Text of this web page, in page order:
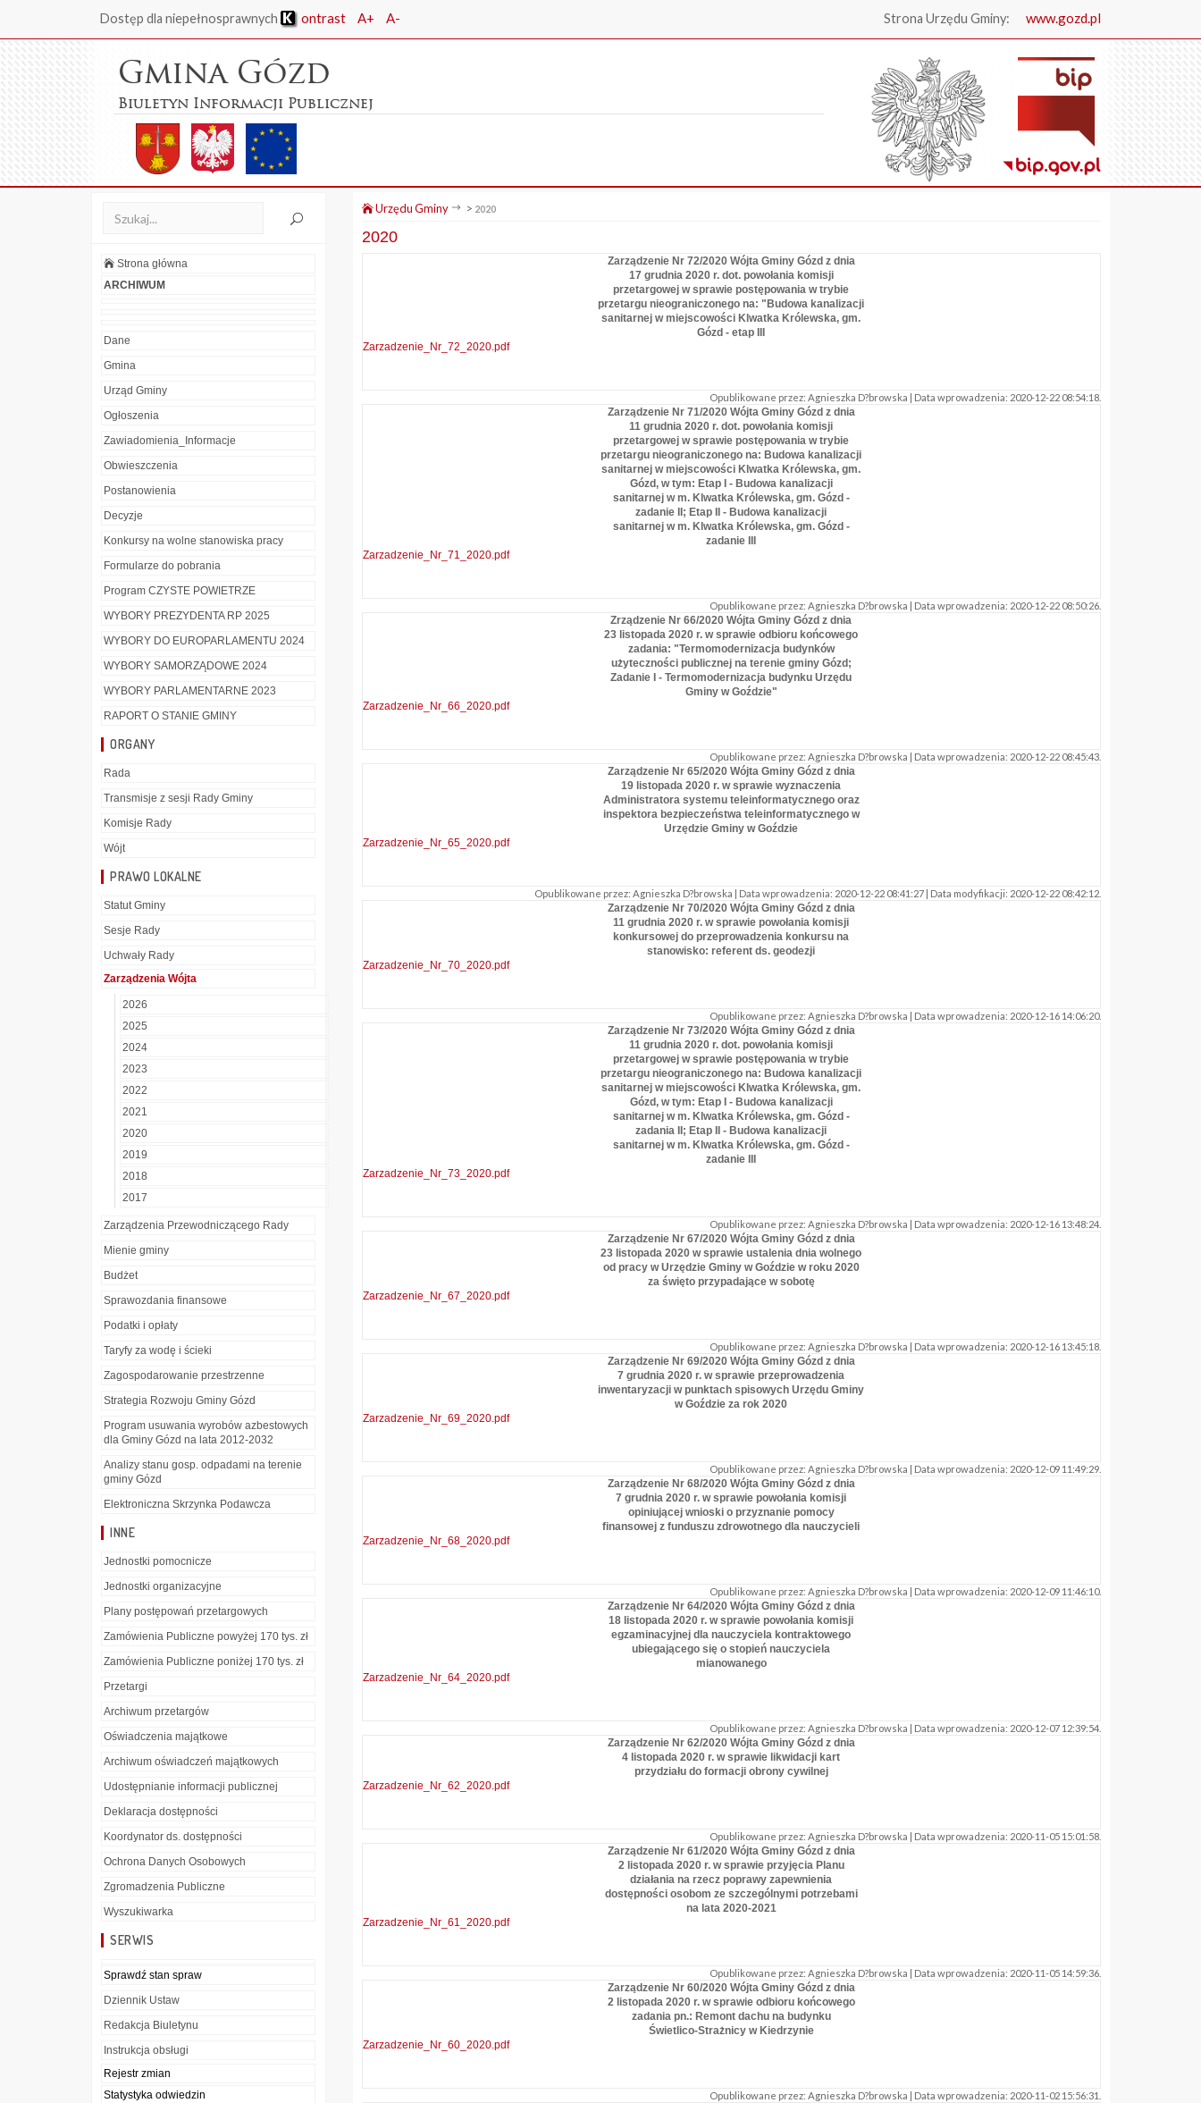
Dostęp dla niepełnosprawnych ontrast A+ A- Strona Urzędu Gminy: www.gozd.pl
Gmina Gózd
Biuletyn Informacji Publicznej
.
Strona główna
ARCHIWUM
Dane
Gmina
Urząd Gminy
Ogłoszenia
Zawiadomienia_Informacje
Obwieszczenia
Postanowienia
Decyzje
Konkursy na wolne stanowiska pracy
Formularze do pobrania
Program CZYSTE POWIETRZE
WYBORY PREZYDENTA RP 2025
WYBORY DO EUROPARLAMENTU 2024
WYBORY SAMORZĄDOWE 2024
WYBORY PARLAMENTARNE 2023
RAPORT O STANIE GMINY
ORGANY
Rada
Transmisje z sesji Rady Gminy
Komisje Rady
Wójt
PRAWO LOKALNE
Statut Gminy
Sesje Rady
Uchwały Rady
Zarządzenia Wójta
2026
2025
2024
2023
2022
2021
2020
2019
2018
2017
Zarządzenia Przewodniczącego Rady
Mienie gminy
Budżet
Sprawozdania finansowe
Podatki i opłaty
Taryfy za wodę i ścieki
Zagospodarowanie przestrzenne
Strategia Rozwoju Gminy Gózd
Program usuwania wyrobów azbestowych
dla Gminy Gózd na lata 2012-2032
Analizy stanu gosp. odpadami na terenie
gminy Gózd
Elektroniczna Skrzynka Podawcza
INNE
Jednostki pomocnicze
Jednostki organizacyjne
Plany postępowań przetargowych
Zamówienia Publiczne powyżej 170 tys. zł
Zamówienia Publiczne poniżej 170 tys. zł
Przetargi
Archiwum przetargów
Oświadczenia majątkowe
Archiwum oświadczeń majątkowych
Udostępnianie informacji publicznej
Deklaracja dostępności
Koordynator ds. dostępności
Ochrona Danych Osobowych
Zgromadzenia Publiczne
Wyszukiwarka
SERWIS
Sprawdź stan spraw
Dziennik Ustaw
Redakcja Biuletynu
Instrukcja obsługi
Rejestr zmian
Statystyka odwiedzin
Urzędu Gminy > 2020
2020
Zarządzenie Nr 72/2020 Wójta Gminy Gózd z dnia
17 grudnia 2020 r. dot. powołania komisji
przetargowej w sprawie postępowania w trybie
przetargu nieograniczonego na: "Budowa kanalizacji
sanitarnej w miejscowości Klwatka Królewska, gm.
Gózd - etap III
Zarzadzenie_Nr_72_2020.pdf
Opublikowane przez: Agnieszka D?browska | Data wprowadzenia: 2020-12-22 08:54:18.
Zarządzenie Nr 71/2020 Wójta Gminy Gózd z dnia
11 grudnia 2020 r. dot. powołania komisji
przetargowej w sprawie postępowania w trybie
przetargu nieograniczonego na: Budowa kanalizacji
sanitarnej w miejscowości Klwatka Królewska, gm.
Gózd, w tym: Etap I - Budowa kanalizacji
sanitarnej w m. Klwatka Królewska, gm. Gózd -
zadanie II; Etap II - Budowa kanalizacji
sanitarnej w m. Klwatka Królewska, gm. Gózd -
zadanie III
Zarzadzenie_Nr_71_2020.pdf
Opublikowane przez: Agnieszka D?browska | Data wprowadzenia: 2020-12-22 08:50:26.
Zrządzenie Nr 66/2020 Wójta Gminy Gózd z dnia
23 listopada 2020 r. w sprawie odbioru końcowego
zadania: "Termomodernizacja budynków
użyteczności publicznej na terenie gminy Gózd;
Zadanie I - Termomodernizacja budynku Urzędu
Gminy w Goździe"
Zarzadzenie_Nr_66_2020.pdf
Opublikowane przez: Agnieszka D?browska | Data wprowadzenia: 2020-12-22 08:45:43.
Zarządzenie Nr 65/2020 Wójta Gminy Gózd z dnia
19 listopada 2020 r. w sprawie wyznaczenia
Administratora systemu teleinformatycznego oraz
inspektora bezpieczeństwa teleinformatycznego w
Urzędzie Gminy w Goździe
Zarzadzenie_Nr_65_2020.pdf
Opublikowane przez: Agnieszka D?browska | Data wprowadzenia: 2020-12-22 08:41:27 | Data modyfikacji: 2020-12-22 08:42:12.
Zarządzenie Nr 70/2020 Wójta Gminy Gózd z dnia
11 grudnia 2020 r. w sprawie powołania komisji
konkursowej do przeprowadzenia konkursu na
stanowisko: referent ds. geodezji
Zarzadzenie_Nr_70_2020.pdf
Opublikowane przez: Agnieszka D?browska | Data wprowadzenia: 2020-12-16 14:06:20.
Zarządzenie Nr 73/2020 Wójta Gminy Gózd z dnia
11 grudnia 2020 r. dot. powołania komisji
przetargowej w sprawie postępowania w trybie
przetargu nieograniczonego na: Budowa kanalizacji
sanitarnej w miejscowości Klwatka Królewska, gm.
Gózd, w tym: Etap I - Budowa kanalizacji
sanitarnej w m. Klwatka Królewska, gm. Gózd -
zadania II; Etap II - Budowa kanalizacji
sanitarnej w m. Klwatka Królewska, gm. Gózd -
zadanie III
Zarzadzenie_Nr_73_2020.pdf
Opublikowane przez: Agnieszka D?browska | Data wprowadzenia: 2020-12-16 13:48:24.
Zarządzenie Nr 67/2020 Wójta Gminy Gózd z dnia
23 listopada 2020 w sprawie ustalenia dnia wolnego
od pracy w Urzędzie Gminy w Goździe w roku 2020
za święto przypadające w sobotę
Zarzadzenie_Nr_67_2020.pdf
Opublikowane przez: Agnieszka D?browska | Data wprowadzenia: 2020-12-16 13:45:18.
Zarządzenie Nr 69/2020 Wójta Gminy Gózd z dnia
7 grudnia 2020 r. w sprawie przeprowadzenia
inwentaryzacji w punktach spisowych Urzędu Gminy
w Goździe za rok 2020
Zarzadzenie_Nr_69_2020.pdf
Opublikowane przez: Agnieszka D?browska | Data wprowadzenia: 2020-12-09 11:49:29.
Zarządzenie Nr 68/2020 Wójta Gminy Gózd z dnia
7 grudnia 2020 r. w sprawie powołania komisji
opiniującej wnioski o przyznanie pomocy
finansowej z funduszu zdrowotnego dla nauczycieli
Zarzadzenie_Nr_68_2020.pdf
Opublikowane przez: Agnieszka D?browska | Data wprowadzenia: 2020-12-09 11:46:10.
Zarządzenie Nr 64/2020 Wójta Gminy Gózd z dnia
18 listopada 2020 r. w sprawie powołania komisji
egzaminacyjnej dla nauczyciela kontraktowego
ubiegającego się o stopień nauczyciela
mianowanego
Zarzadzenie_Nr_64_2020.pdf
Opublikowane przez: Agnieszka D?browska | Data wprowadzenia: 2020-12-07 12:39:54.
Zarządzenie Nr 62/2020 Wójta Gminy Gózd z dnia
4 listopada 2020 r. w sprawie likwidacji kart
przydziału do formacji obrony cywilnej
Zarzadzenie_Nr_62_2020.pdf
Opublikowane przez: Agnieszka D?browska | Data wprowadzenia: 2020-11-05 15:01:58.
Zarządzenie Nr 61/2020 Wójta Gminy Gózd z dnia
2 listopada 2020 r. w sprawie przyjęcia Planu
działania na rzecz poprawy zapewnienia
dostępności osobom ze szczególnymi potrzebami
na lata 2020-2021
Zarzadzenie_Nr_61_2020.pdf
Opublikowane przez: Agnieszka D?browska | Data wprowadzenia: 2020-11-05 14:59:36.
Zarządzenie Nr 60/2020 Wójta Gminy Gózd z dnia
2 listopada 2020 r. w sprawie odbioru końcowego
zadania pn.: Remont dachu na budynku
Świetlico-Strażnicy w Kiedrzynie
Zarzadzenie_Nr_60_2020.pdf
Opublikowane przez: Agnieszka D?browska | Data wprowadzenia: 2020-11-02 15:56:31.